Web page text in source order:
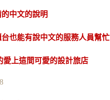
中文的說明
也能有說中文的服務人員幫忙
愛上這間可愛的設計旅店